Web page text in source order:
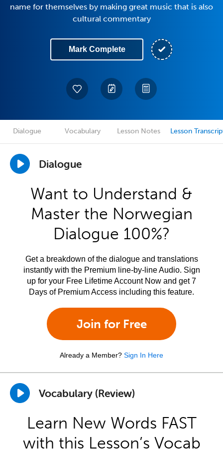
name for themselves by making great music that is also
cultural commentary
Mark Complete
Dialogue Vocabulary Lesson Notes Lesson
Dialogue
Want to Understand &
Master the Norwegian
Dialogue 100%?
Get a breakdown of the dialogue and translations
instantly with the Premium line-by-line Audio. Sign
up for your Free Lifetime Account Now and get 7
Days of Premium Access including this feature.
Join for Free
Already a Member? Sign In Here
Vocabulary (Review)
Learn New Words FAST
with this Lesson’s Vocab